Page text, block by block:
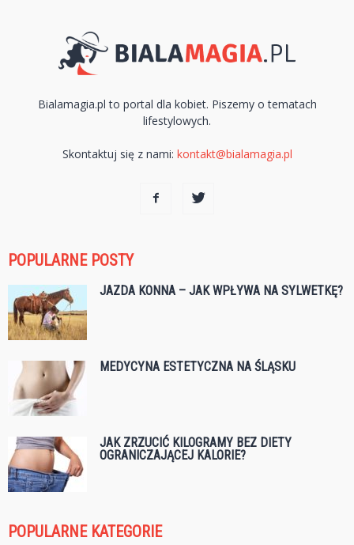
Bialamagia.pl to portal dla kobiet. Piszemy o tematach
lifestylowych.
Skontaktuj się z nami: kontakt@bialamagia.pl
POPULARNE POSTY
JAZDA KONNA – JAK WPŁYWA NA SYLWETKĘ?
MEDYCYNA ESTETYCZNA NA ŚLĄSKU
JAK ZRZUCIĆ KILOGRAMY BEZ DIETY
OGRANICZAJĄCEJ KALORIE?
POPULARNE KATEGORIE